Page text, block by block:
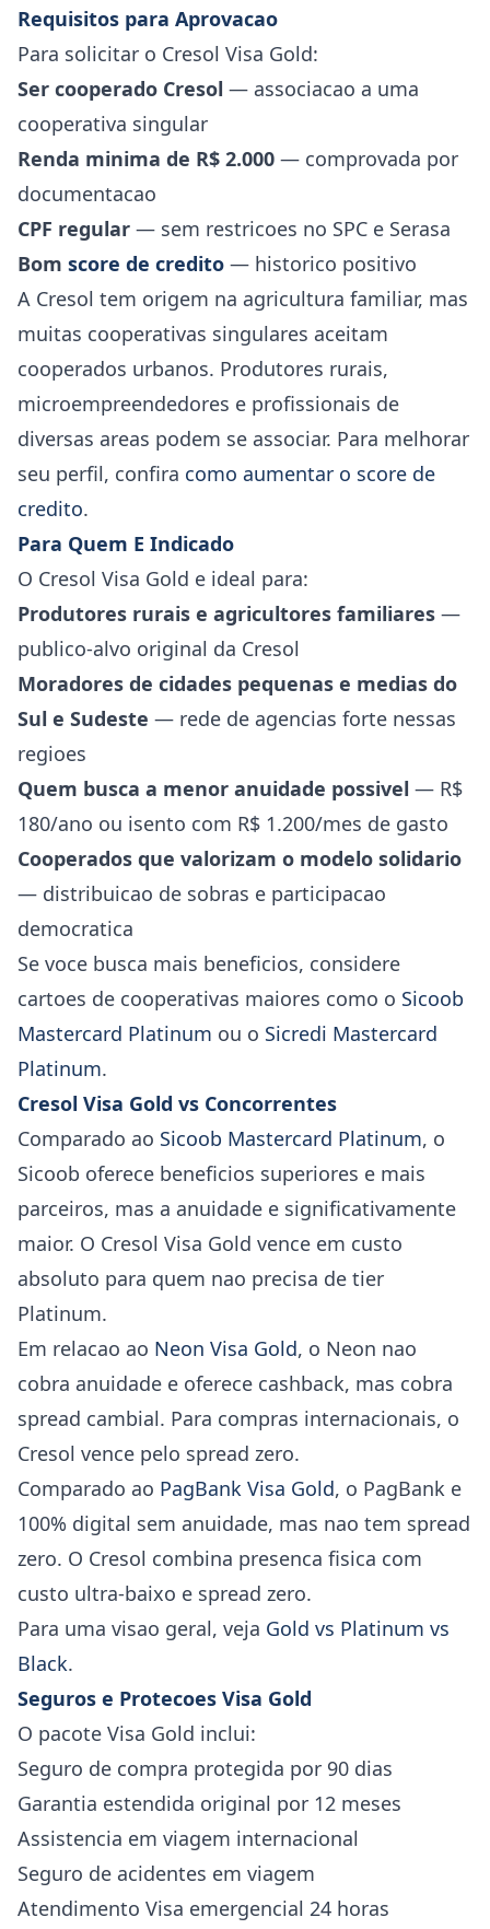
Requisitos para Aprovacao
Para solicitar o Cresol Visa Gold:
Ser cooperado Cresol — associacao a uma
cooperativa singular
Renda minima de R$ 2.000 — comprovada por
documentacao
CPF regular — sem restricoes no SPC e Serasa
Bom score de credito — historico positivo
A Cresol tem origem na agricultura familiar, mas
muitas cooperativas singulares aceitam
cooperados urbanos. Produtores rurais,
microempreendedores e profissionais de
diversas areas podem se associar. Para melhorar
seu perfil, confira como aumentar o score de
credito.
Para Quem E Indicado
O Cresol Visa Gold e ideal para:
Produtores rurais e agricultores familiares —
publico-alvo original da Cresol
Moradores de cidades pequenas e medias do
Sul e Sudeste — rede de agencias forte nessas
regioes
Quem busca a menor anuidade possivel — R$
180/ano ou isento com R$ 1.200/mes de gasto
Cooperados que valorizam o modelo solidario
— distribuicao de sobras e participacao
democratica
Se voce busca mais beneficios, considere
cartoes de cooperativas maiores como o Sicoob
Mastercard Platinum ou o Sicredi Mastercard
Platinum.
Cresol Visa Gold vs Concorrentes
Comparado ao Sicoob Mastercard Platinum, o
Sicoob oferece beneficios superiores e mais
parceiros, mas a anuidade e significativamente
maior. O Cresol Visa Gold vence em custo
absoluto para quem nao precisa de tier
Platinum.
Em relacao ao Neon Visa Gold, o Neon nao
cobra anuidade e oferece cashback, mas cobra
spread cambial. Para compras internacionais, o
Cresol vence pelo spread zero.
Comparado ao PagBank Visa Gold, o PagBank e
100% digital sem anuidade, mas nao tem spread
zero. O Cresol combina presenca fisica com
custo ultra-baixo e spread zero.
Para uma visao geral, veja Gold vs Platinum vs
Black.
Seguros e Protecoes Visa Gold
O pacote Visa Gold inclui:
Seguro de compra protegida por 90 dias
Garantia estendida original por 12 meses
Assistencia em viagem internacional
Seguro de acidentes em viagem
Atendimento Visa emergencial 24 horas